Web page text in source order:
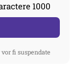
1000
fi suspendate